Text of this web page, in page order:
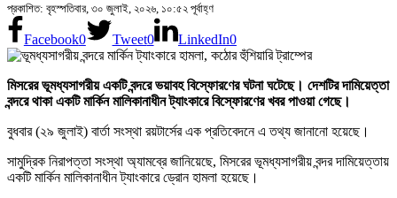
প্রকাশিত: বৃহস্পতিবার, ৩০ জুলাই, ২০২৬, ১০:৫২ পূর্বাহ্ণ
Facebook0 Tweet0 LinkedIn0
মিসরের ভূমধ্যসাগরীয় একটি বন্দরে ভয়াবহ বিস্ফোরণের ঘটনা ঘটেছে। দেশটির দামিয়েত্তা
বন্দরে থাকা একটি মার্কিন মালিকানাধীন ট্যাংকারে বিস্ফোরণের খবর পাওয়া গেছে।
বুধবার (২৯ জুলাই) বার্তা সংস্থা রয়টার্সের এক প্রতিবেদনে এ তথ্য জানানো হয়েছে।
সামুদ্রিক নিরাপত্তা সংস্থা অ্যামব্রে জানিয়েছে, মিসরের ভূমধ্যসাগরীয় বন্দর দামিয়েত্তায়
একটি মার্কিন মালিকানাধীন ট্যাংকারে ড্রোন হামলা হয়েছে।